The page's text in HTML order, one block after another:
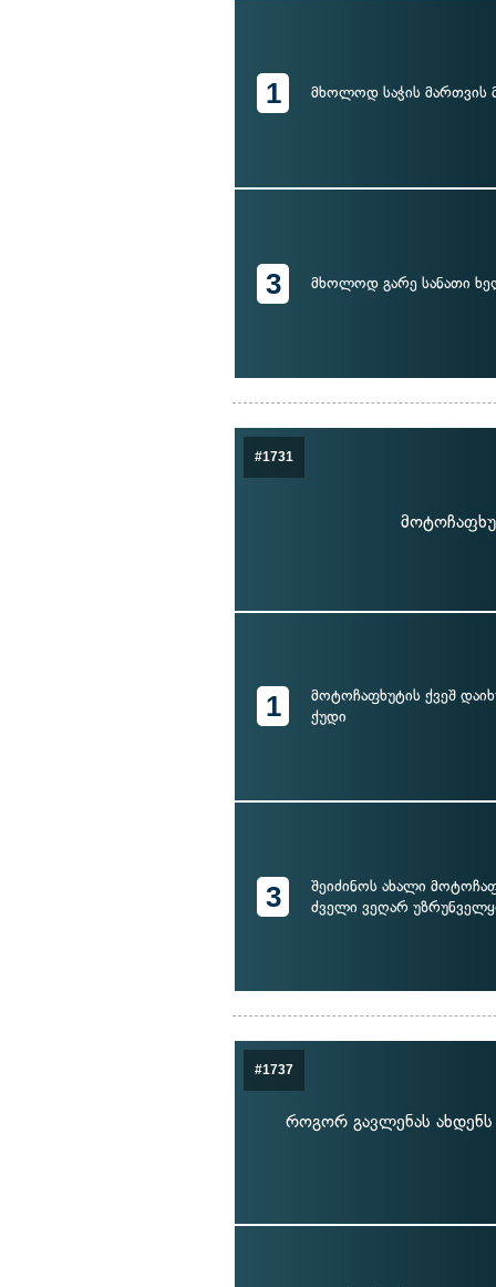
1 მხოლოდ საჭის მართვის
3 მხოლოდ გარე სანათი
#1731
1
მოტოჩაფხუტის ქვეშ
ქუდი
3
შეიძინოს ახალი
ძველი ვეღარ
#1737
როგორ გავლენას ახდენს